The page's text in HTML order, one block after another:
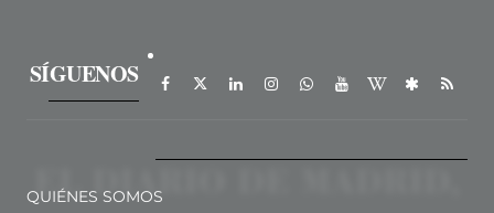
SÍGUENOS
QUIÉNES SOMOS